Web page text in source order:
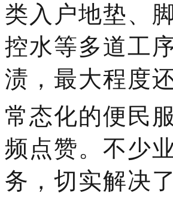
类入户地垫、
控水等多道工
渍，最大程度
常态化的便民
频点赞。不少
务，切实解决